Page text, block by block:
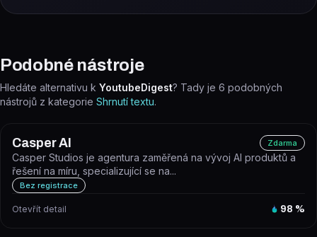
Podobné nástroje
Hledáte alternativu k YoutubeDigest? Tady je 6 podobných
nástrojů z kategorie Shrnutí textu.
Casper AI Zdarma
Casper Studios je agentura zaměřená na vývoj AI produktů a
řešení na míru, specializující se na...
Bez registrace
Otevřít detail 98 %